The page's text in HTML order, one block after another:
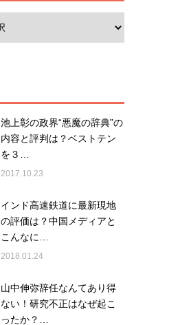
池上彰の政界“悪魔の辞典”の
内容と評判は？ベストテン
を３…
2017.10.23
インド高速鉄道に最新現地
の評価は？中国メディアと
こんなに…
2018.01.24
山中伸弥辞任なんてあり得
ない！研究不正はなぜ起こ
ったか？…